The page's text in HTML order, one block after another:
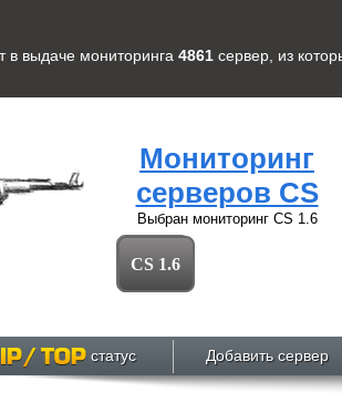
выдаче мониторинга 4861 сервер, из
Мониторинг
серверов CS
Выбран мониторинг CS 1.6
CS 1.6
статус Добавить сервер